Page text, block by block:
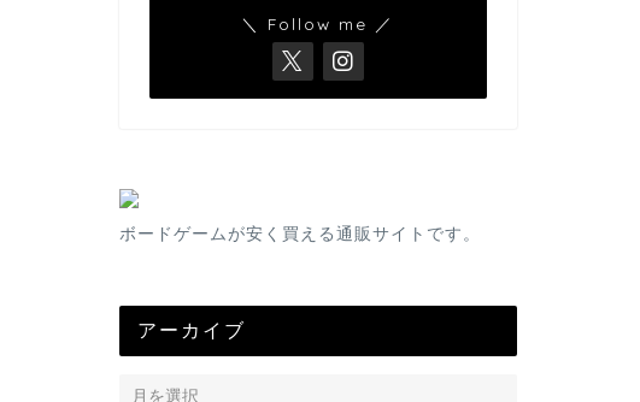
＼ Follow me ／
ボードゲームが安く買える通販サイトです。
アーカイブ